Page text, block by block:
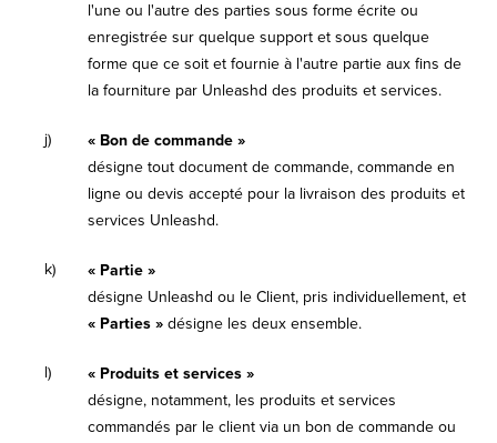
l'une ou l'autre des parties sous forme écrite ou
enregistrée sur quelque support et sous quelque
forme que ce soit et fournie à l'autre partie aux fins de
la fourniture par Unleashd des produits et services.
j)
« Bon de commande »
désigne tout document de commande, commande en
ligne ou devis accepté pour la livraison des produits et
services Unleashd.
k)
« Partie »
désigne Unleashd ou le Client, pris individuellement, et
« Parties » désigne les deux ensemble.
l)
« Produits et services »
désigne, notamment, les produits et services
commandés par le client via un bon de commande ou